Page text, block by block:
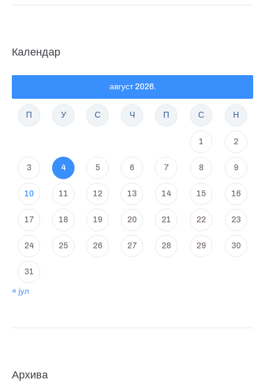
Календар
август 2026.
П У С Ч П С Н
1 2
3 4 5 6 7 8 9
10 11 12 13 14 15 16
17 18 19 20 21 22 23
24 25 26 27 28 29 30
31
« јул
Архива